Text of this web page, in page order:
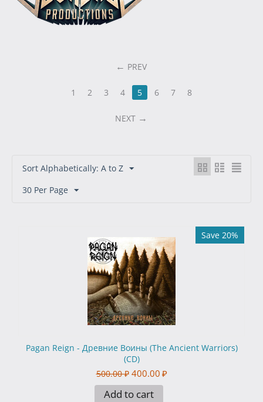
PREV
1 2 3 4 5 6 7 8
NEXT
Sort Alphabetically: A to Z
30 Per Page
Save 20%
Pagan Reign - Древние Воины (The Ancient Warriors)
(CD)
500.00 ₽ 400.00 ₽
Add to cart